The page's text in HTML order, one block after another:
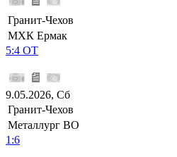
Гранит-Чехов
МХК Ермак
5:4 ОТ
9.05.2026, Сб
Гранит-Чехов
Металлург ВО
1:6